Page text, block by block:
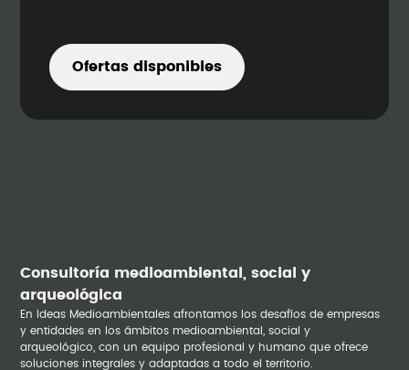
Ofertas disponibles
Consultoría medioambiental, social y
arqueológica
En Ideas Medioambientales afrontamos los desafíos de empresas
y entidades en los ámbitos medioambiental, social y
arqueológico, con un equipo profesional y humano que ofrece
soluciones integrales y adaptadas a todo el territorio.